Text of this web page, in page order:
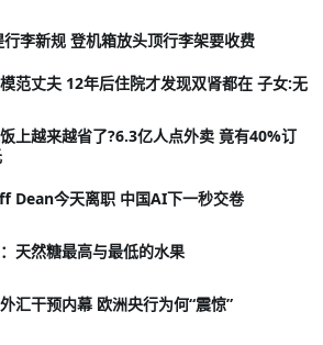
李新规 登机箱放头顶行李架要收费
范丈夫 12年后住院才发现双肾都在 子女:无
上越来越省了?6.3亿人点外卖 竟有40%订
Dean今天离职 中国AI下一秒交卷
天然糖最高与最低的水果
汇干预内幕 欧洲央行为何“震惊”